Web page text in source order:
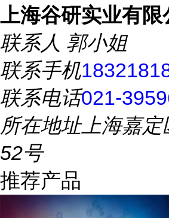
上海谷研实业有限
联系人 郭小姐
联系手机
联系电话021-
所在地址上海嘉定
52号
推荐产品